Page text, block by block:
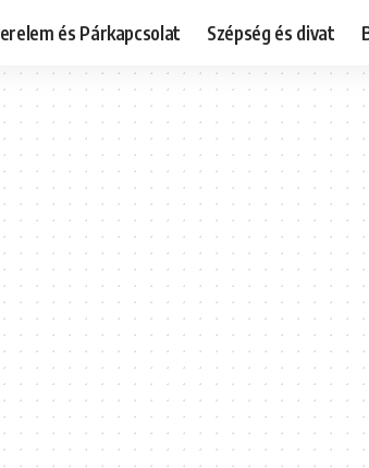
és Párkapcsolat Szépség és divat